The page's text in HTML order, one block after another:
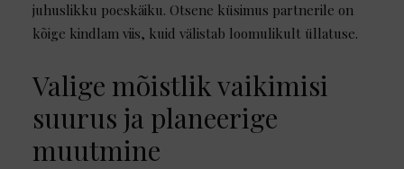
juhuslikku poeskäiku. Otsene küsimus partnerile on
kõige kindlam viis, kuid välistab loomulikult üllatuse.
Valige mõistlik vaikimisi
suurus ja planeerige
muutmine